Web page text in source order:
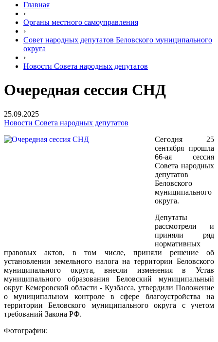
Главная
›
Органы местного самоуправления
›
Совет народных депутатов Беловского муниципального
округа
›
Новости Совета народных депутатов
Очередная сессия СНД
25.09.2025
Новости Совета народных депутатов
Сегодня 25
сентября прошла
66-ая сессия
Совета народных
депутатов
Беловского
муниципального
округа.
Депутаты
рассмотрели и
приняли ряд
нормативных
правовых актов, в том числе, приняли решение об
установлении земельного налога на территории Беловского
муниципального округа, внесли изменения в Устав
муниципального образования Беловский муниципальный
округ Кемеровской области - Кузбасса, утвердили Положение
о муниципальном контроле в сфере благоустройства на
территории Беловского муниципального округа с учетом
требований Закона РФ.
Фотографии: